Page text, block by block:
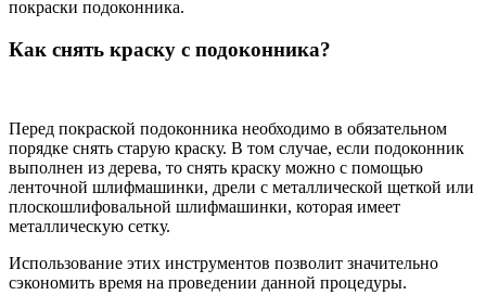
покраски подоконника.
Как снять краску с подоконника?
Перед покраской подоконника необходимо в обязательном
порядке снять старую краску. В том случае, если подоконник
выполнен из дерева, то снять краску можно с помощью
ленточной шлифмашинки, дрели с металлической щеткой или
плоскошлифовальной шлифмашинки, которая имеет
металлическую сетку.
Использование этих инструментов позволит значительно
сэкономить время на проведении данной процедуры.